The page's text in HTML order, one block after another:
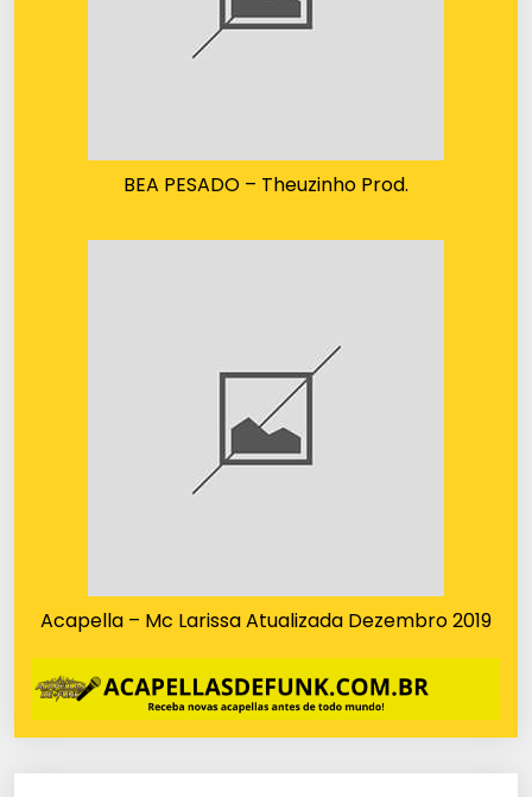
BEA PESADO – Theuzinho Prod.
Acapella – Mc Larissa Atualizada Dezembro 2019